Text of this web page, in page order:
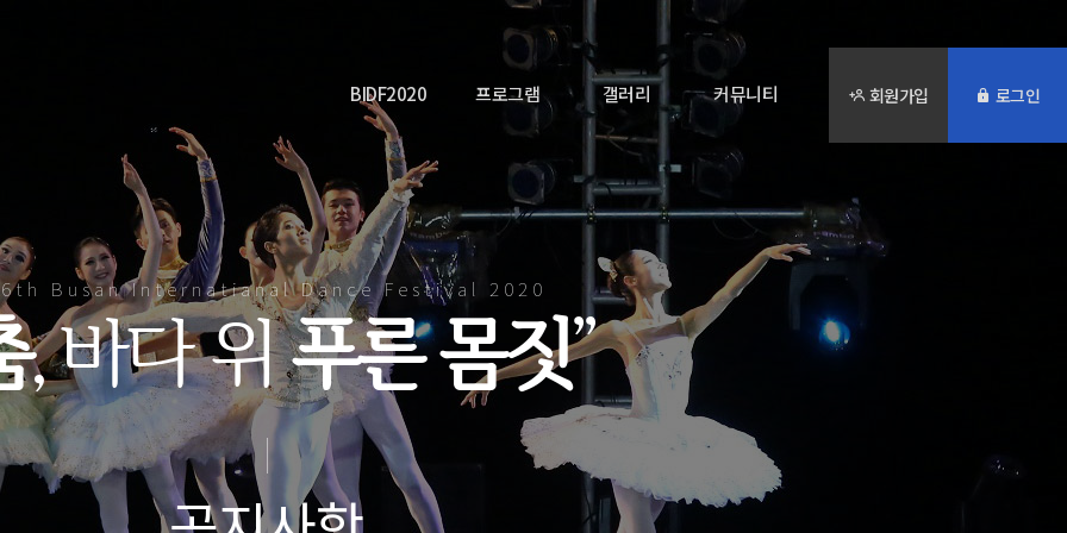
BIDF2020 프로그램 갤러리 커뮤니티 회원가입 로그인
Busan Internatianal Dance Festival 2020
, 바다 위푸른 몸짓”